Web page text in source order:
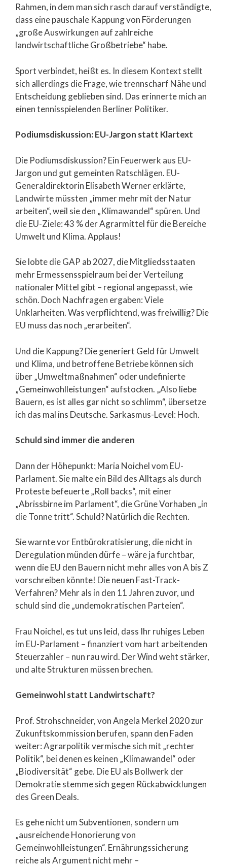
Rahmen, in dem man sich rasch darauf verständigte,
dass eine pauschale Kappung von Förderungen
„große Auswirkungen auf zahlreiche
landwirtschaftliche Großbetriebe“ habe.
Sport verbindet, heißt es. In diesem Kontext stellt
sich allerdings die Frage, wie trennscharf Nähe und
Entscheidung geblieben sind. Das erinnerte mich an
einen tennisspielenden Berliner Politiker.
Podiumsdiskussion: EU-Jargon statt Klartext
Die Podiumsdiskussion? Ein Feuerwerk aus EU-
Jargon und gut gemeinten Ratschlägen. EU-
Generaldirektorin Elisabeth Werner erklärte,
Landwirte müssten „immer mehr mit der Natur
arbeiten“, weil sie den „Klimawandel“ spüren. Und
die EU-Ziele: 43 % der Agrarmittel für die Bereiche
Umwelt und Klima. Applaus!
Sie lobte die GAP ab 2027, die Mitgliedsstaaten
mehr Ermessensspielraum bei der Verteilung
nationaler Mittel gibt – regional angepasst, wie
schön. Doch Nachfragen ergaben: Viele
Unklarheiten. Was verpflichtend, was freiwillig? Die
EU muss das noch „erarbeiten“.
Und die Kappung? Die generiert Geld für Umwelt
und Klima, und betroffene Betriebe können sich
über „Umweltmaßnahmen“ oder undefinierte
„Gemeinwohlleistungen“ aufstocken. „Also liebe
Bauern, es ist alles gar nicht so schlimm“, übersetze
ich das mal ins Deutsche. Sarkasmus-Level: Hoch.
Schuld sind immer die anderen
Dann der Höhepunkt: Maria Noichel vom EU-
Parlament. Sie malte ein Bild des Alltags als durch
Proteste befeuerte „Roll backs“, mit einer
„Abrissbirne im Parlament“, die Grüne Vorhaben „in
die Tonne tritt“. Schuld? Natürlich die Rechten.
Sie warnte vor Entbürokratisierung, die nicht in
Deregulation münden dürfe – wäre ja furchtbar,
wenn die EU den Bauern nicht mehr alles von A bis Z
vorschreiben könnte! Die neuen Fast-Track-
Verfahren? Mehr als in den 11 Jahren zuvor, und
schuld sind die „undemokratischen Parteien“.
Frau Noichel, es tut uns leid, dass Ihr ruhiges Leben
im EU-Parlament – finanziert vom hart arbeitenden
Steuerzahler – nun rau wird. Der Wind weht stärker,
und alte Strukturen müssen brechen.
Gemeinwohl statt Landwirtschaft?
Prof. Strohschneider, von Angela Merkel 2020 zur
Zukunftskommission berufen, spann den Faden
weiter: Agrarpolitik vermische sich mit „rechter
Politik“, bei denen es keinen „Klimawandel“ oder
„Biodiversität“ gebe. Die EU als Bollwerk der
Demokratie stemme sich gegen Rückabwicklungen
des Green Deals.
Es gehe nicht um Subventionen, sondern um
„ausreichende Honorierung von
Gemeinwohlleistungen“. Ernährungssicherung
reiche als Argument nicht mehr –